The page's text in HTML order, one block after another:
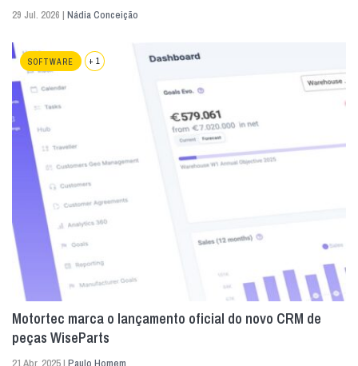
29 Jul. 2026 | Nádia Conceição
SOFTWARE + 1
Motortec marca o lançamento oficial do novo CRM de
peças WiseParts
21 Abr. 2025 | Paulo Homem